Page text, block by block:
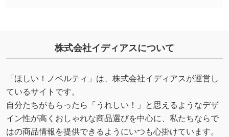
・デザインにQRコードを入れたい／QRコード
URLをご指定いただければ、QRコードを生成
いたします。配置のご相談にも応じています。
→詳しく見る
株式会社イディアスについて
「ほしい！ノベルティ」は、株式会社イディアスが運営し
ているサイトです。
自分たちがもらったら「うれしい！」と思えるようなデザ
イン性が高くおしゃれな商品選びを中心に、私たちならで
はの商品情報を提供できるようにいつも心掛けています。